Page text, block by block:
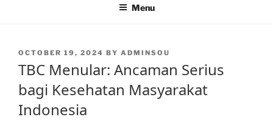
Menu
POSTED
OCTOBER 19, 2024 BY ADMINSOU
TBC Menular: Ancaman Serius
bagi Kesehatan Masyarakat
Indonesia